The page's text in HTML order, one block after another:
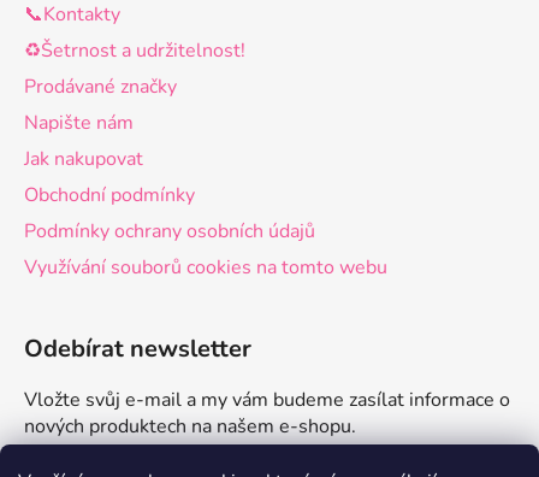
📞Kontakty
♻️Šetrnost a udržitelnost!
Prodávané značky
Napište nám
Jak nakupovat
Obchodní podmínky
Podmínky ochrany osobních údajů
Využívání souborů cookies na tomto webu
Odebírat newsletter
Vložte svůj e-mail a my vám budeme zasílat informace o
nových produktech na našem e-shopu.